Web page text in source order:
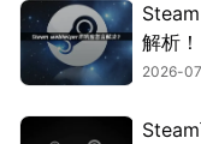
解析！
2026-